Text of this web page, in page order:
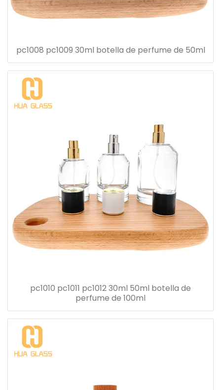
pc1008 pc1009 30ml botella de perfume de 50ml
pc1010 pc1011 pc1012 30ml 50ml botella de
perfume de 100ml